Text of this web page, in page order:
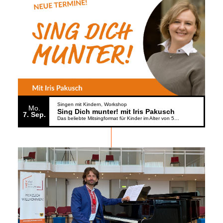
Mo.
7 Sep.
Singen mit Kindern Workshop
Sing Dich munter! mit Iris Pakusch
Das beliebte Mitsingformat für Kinder im Alter von 5 bis 6 Jahren geht weiter